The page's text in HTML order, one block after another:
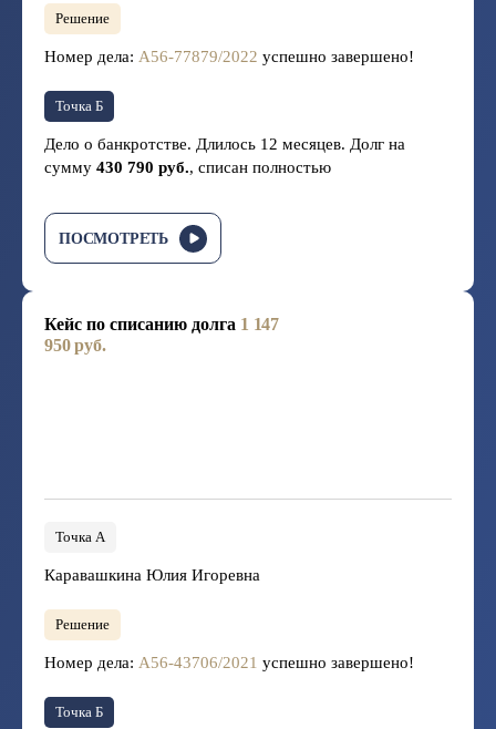
Решение
Номер дела: А56-77879/2022 успешно завершено!
Точка Б
Дело о банкротстве. Длилось 12 месяцев. Долг на
сумму 430 790 руб., списан полностью
ПОСМОТРЕТЬ
Кейс по списанию долга 1 147
950 руб.
Точка А
Каравашкина Юлия Игоревна
Решение
Номер дела: А56-43706/2021 успешно завершено!
Точка Б